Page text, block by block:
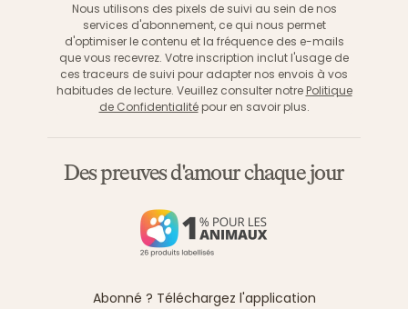
Nous utilisons des pixels de suivi au sein de nos
services d'abonnement, ce qui nous permet
d'optimiser le contenu et la fréquence des e-mails
que vous recevrez. Votre inscription inclut l'usage de
ces traceurs de suivi pour adapter nos envois à vos
habitudes de lecture. Veuillez consulter notre Politique
de Confidentialitépour en savoir plus.
Des preuves d'amour chaque jour
Abonné ? Téléchargez l'application